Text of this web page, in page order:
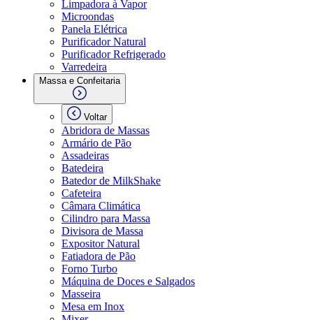
Limpadora à Vapor
Microondas
Panela Elétrica
Purificador Natural
Purificador Refrigerado
Varredeira
Massa e Confeitaria
Voltar
Abridora de Massas
Armário de Pão
Assadeiras
Batedeira
Batedor de MilkShake
Cafeteira
Câmara Climática
Cilindro para Massa
Divisora de Massa
Expositor Natural
Fatiadora de Pão
Forno Turbo
Máquina de Doces e Salgados
Masseira
Mesa em Inox